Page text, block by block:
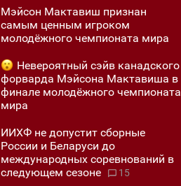
Мэйсон Мактавиш признан
самым ценным игроком
молодёжного чемпионата мира
Невероятный сэйв канадского
форварда Мэйсона Мактавиша в
финале молодёжного чемпионата
мира
ИИХФ не допустит сборные
России и Беларуси до
международных соревнований в
следующем сезоне
15